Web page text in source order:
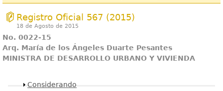
Registro Oficial 567 (2015)
18 de Agosto de 2015
No. 0022-15
Arq. María de los Ángeles Duarte Pesantes
MINISTRA DE DESARROLLO URBANO Y VIVIENDA
Mostrar
Considerando